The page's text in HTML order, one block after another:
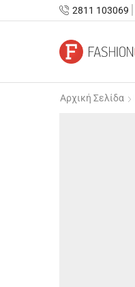
2811 103069
Αρχική Σελίδα